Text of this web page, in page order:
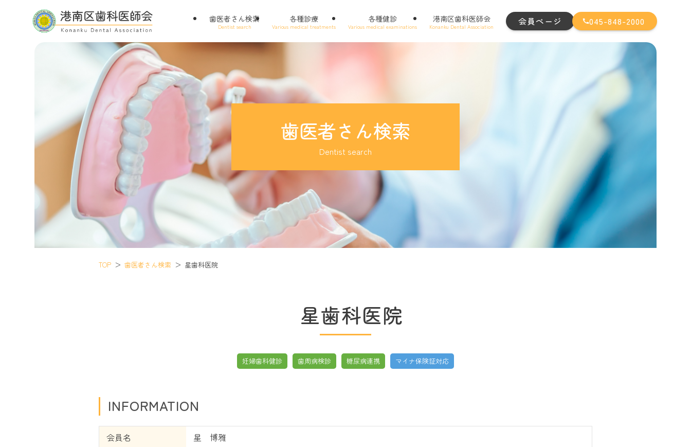
歯医者さん検索
Dentist search
各種診療
Various medical treatments
各種健診
Various medical examinations
港南区歯科医師会
Konanku Dental Association 会員ページ 045-848-2000
歯医者さん検索
Dentist search
TOP 歯医者さん検索 星歯科医院
星歯科医院
妊婦歯科健診 歯周病検診 糖尿病連携 マイナ保険証対応
INFORMATION
会員名
星 博雅